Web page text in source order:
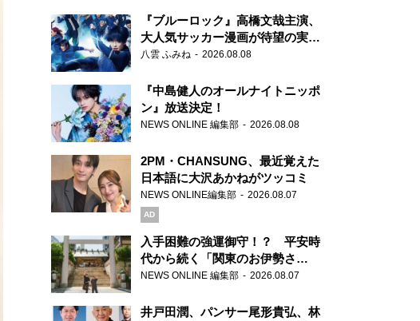
『ブルーロック』高橋文哉主演、
大人気サッカー漫画が待望の実写
映画に
八雲 ふみね 2026.08.08
『中島健人のオールナイトニッポ
ン』放送決定！
NEWS ONLINE 編集部 2026.08.08
2PM・CHANSUNG、最近覚えた
日本語に大沢あかねがツッコミ
NEWS ONLINE編集部 2026.08.07
AD
入手困難の強運御守！？ 平安時
代から続く「関東のお伊勢さ
ま」、芝大神宮にてランパンプス
NEWS ONLINE 編集部 2026.08.07
井戸田潤、パンサー尾形貴弘、林